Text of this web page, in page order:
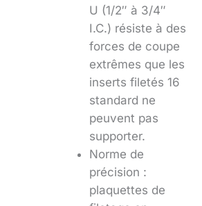
U (1/2″ à 3/4″
I.C.) résiste à des
forces de coupe
extrêmes que les
inserts filetés 16
standard ne
peuvent pas
supporter.
Norme de
précision :
plaquettes de